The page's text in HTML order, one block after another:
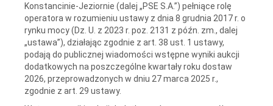
Konstancinie-Jeziornie (dalej „PSE S.A.”) pełniące rolę
operatora w rozumieniu ustawy z dnia 8 grudnia 2017 r. o
rynku mocy (Dz. U. z 2023 r. poz. 2131 z późn. zm., dalej
„ustawa”), działając zgodnie z art. 38 ust. 1 ustawy,
podają do publicznej wiadomości wstępne wyniki aukcji
dodatkowych na poszczególne kwartały roku dostaw
2026, przeprowadzonych w dniu 27 marca 2025 r.,
zgodnie z art. 29 ustawy.